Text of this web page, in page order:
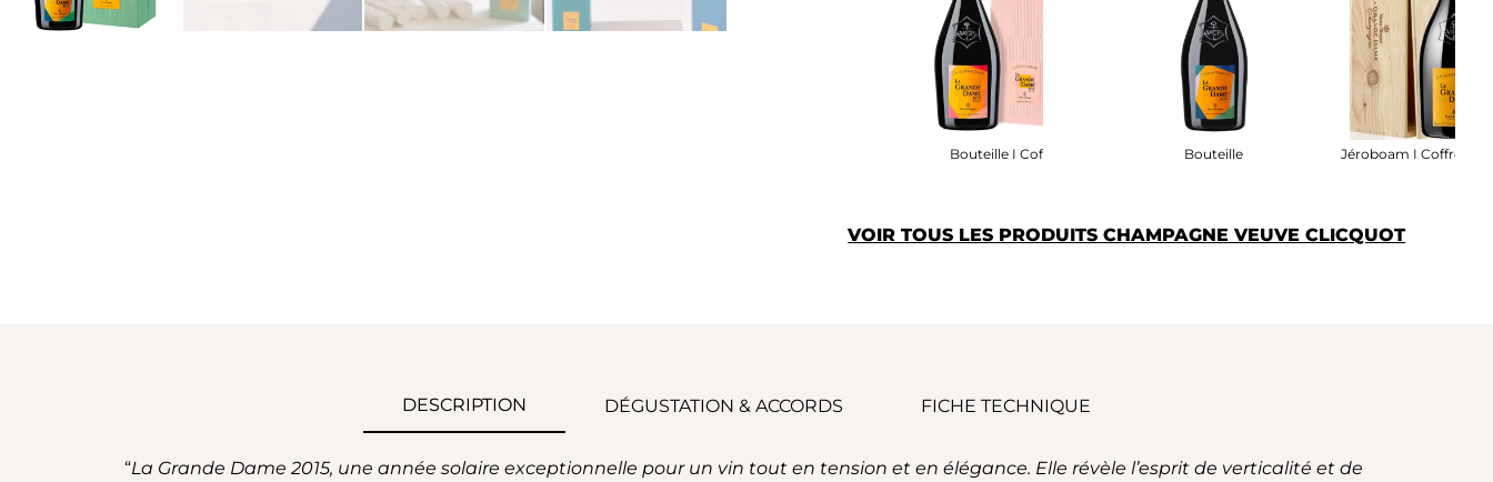
Bouteille I Coffret Bouteille Jéroboam I Coffret
VOIR TOUS LES PRODUITS CHAMPAGNE VEUVE CLICQUOT
DESCRIPTION DÉGUSTATION & ACCORDS FICHE TECHNIQUE
“La Grande Dame 2015, une année solaire exceptionnelle pour un vin tout en tension et en élégance. Elle révèle l’esprit de verticalité et de